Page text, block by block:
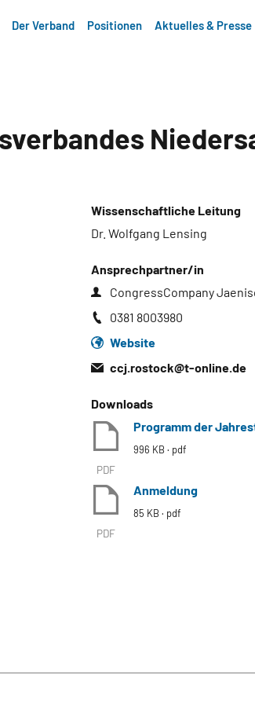
Der Verband Positionen Aktuelles & Presse
Wissenschaftliche Leitung
Dr. Wolfgang Lensing
Ansprechpartner/in
CongressCompany
0381 8003980
Website
ccj.rostock@t-online.de
Downloads
PDF
Programm der
996 KB pdf
PDF
Anmeldung
85 KB pdf